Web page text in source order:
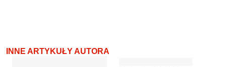
INNE ARTYKUŁY AUTORA